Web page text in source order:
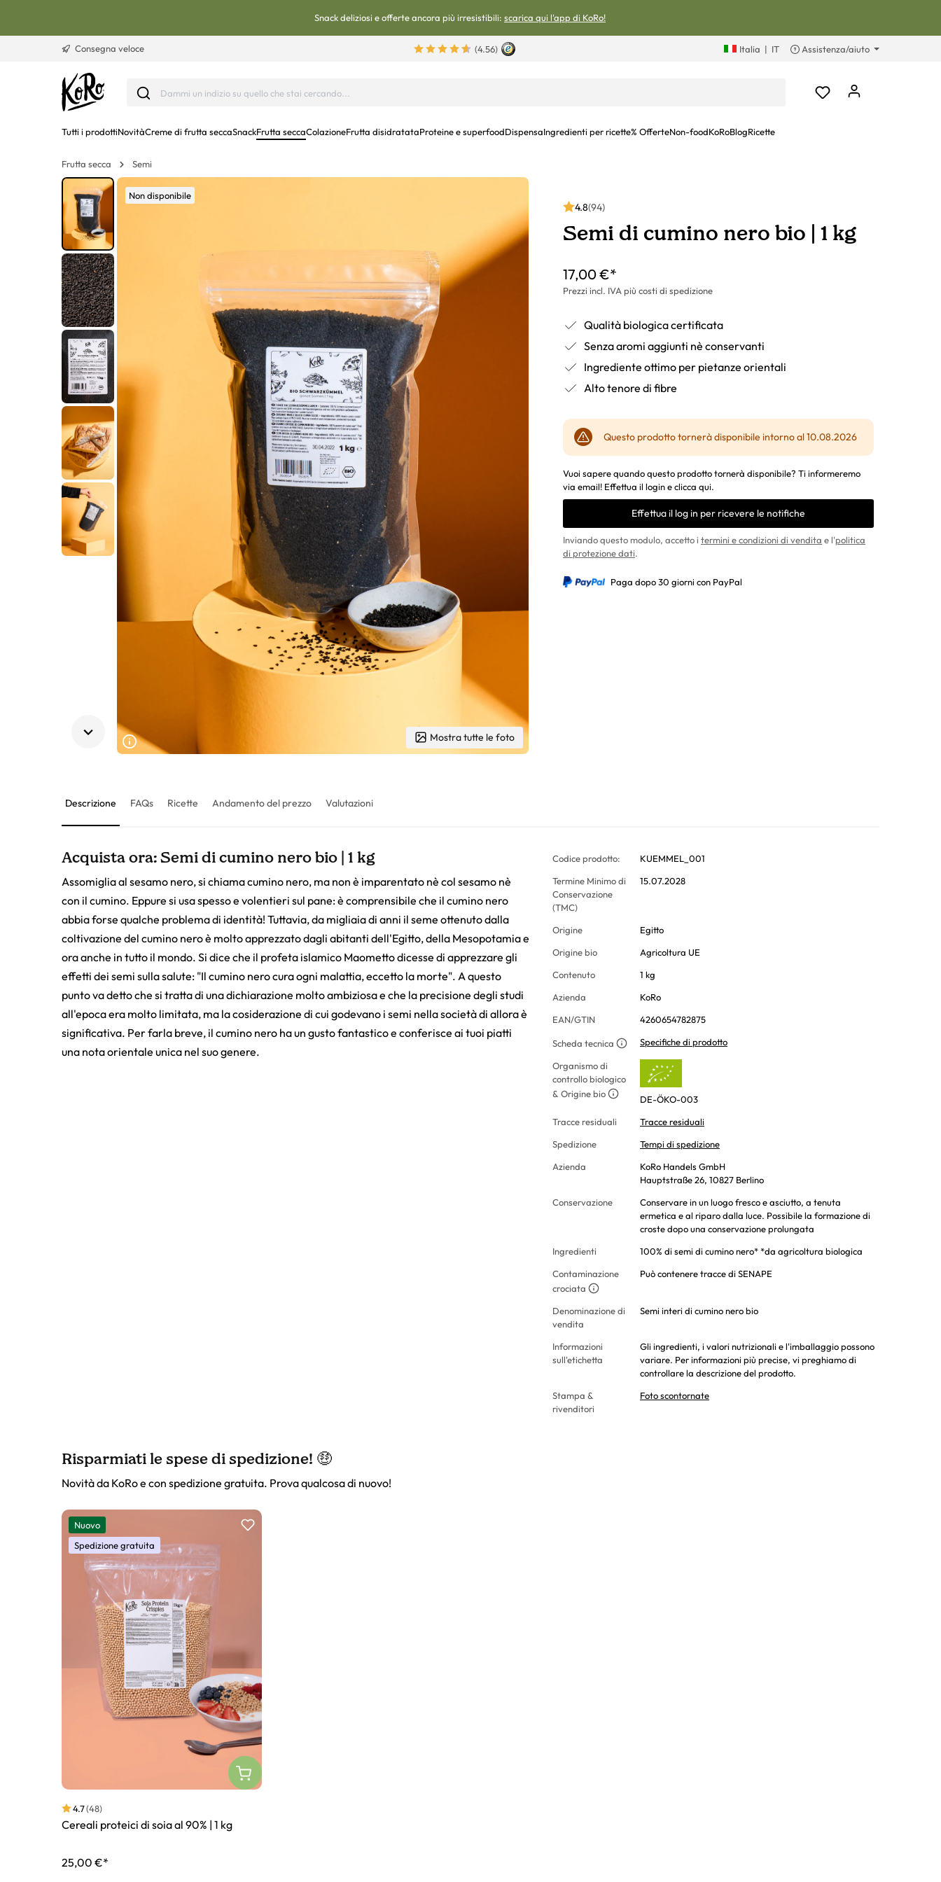
Snack deliziosi e offerte ancora più irresistibili: scarica qui l'app di KoRo!
Consegna veloce (4.56) Italia | IT Assistenza/aiuto
Tutti i prodottiNovitàCreme di frutta seccaSnackFrutta seccaColazioneFrutta disidratataProteine e superfoodDispensaIngredienti per ricette% OfferteNon-foodKoRoBlogRicette
Frutta secca Semi
Non disponibile
Mostra tutte le foto
4.8(94)
Semi di cumino nero bio | 1 kg
17,00 €*
Prezzi incl. IVA più costi di spedizione
Qualità biologica certificata
Senza aromi aggiunti nè conservanti
Ingrediente ottimo per pietanze orientali
Alto tenore di fibre
Questo prodotto tornerà disponibile intorno al 10.08.2026
Vuoi sapere quando questo prodotto tornerà disponibile? Ti informeremo
via email! Effettua il login e clicca qui.
Effettua il log in per ricevere le notifiche
Inviando questo modulo, accetto i termini e condizioni di vendita e l'politica
di protezione dati.
Paga dopo 30 giorni con PayPal
Descrizione FAQs Ricette Andamento del prezzo Valutazioni
Acquista ora: Semi di cumino nero bio | 1 kg
Assomiglia al sesamo nero, si chiama cumino nero, ma non è imparentato nè col sesamo nè
con il cumino. Eppure si usa spesso e volentieri sul pane: è comprensibile che il cumino nero
abbia forse qualche problema di identità! Tuttavia, da migliaia di anni il seme ottenuto dalla
coltivazione del cumino nero è molto apprezzato dagli abitanti dell'Egitto, della Mesopotamia e
ora anche in tutto il mondo. Si dice che il profeta islamico Maometto dicesse di apprezzare gli
effetti dei semi sulla salute: "Il cumino nero cura ogni malattia, eccetto la morte". A questo
punto va detto che si tratta di una dichiarazione molto ambiziosa e che la precisione degli studi
all'epoca era molto limitata, ma la cosiderazione di cui godevano i semi nella società di allora è
significativa. Per farla breve, il cumino nero ha un gusto fantastico e conferisce ai tuoi piatti
una nota orientale unica nel suo genere.
Codice prodotto:
KUEMMEL_001
Termine Minimo di
Conservazione
(TMC)
15.07.2028
Origine
Egitto
Origine bio
Agricoltura UE
Contenuto
1 kg
Azienda
KoRo
EAN/GTIN
4260654782875
Scheda tecnica Specifiche di prodotto
Organismo di
controllo biologico
& Origine bio
DE-ÖKO-003
Tracce residuali
Tracce residuali
Spedizione
Tempi di spedizione
Azienda
KoRo Handels GmbH
Hauptstraße 26, 10827 Berlino
Conservazione
Conservare in un luogo fresco e asciutto, a tenuta
ermetica e al riparo dalla luce. Possibile la formazione di
croste dopo una conservazione prolungata
Ingredienti
100% di semi di cumino nero* *da agricoltura biologica
Contaminazione
crociata
Può contenere tracce di SENAPE
Denominazione di
vendita
Semi interi di cumino nero bio
Informazioni
sull'etichetta
Gli ingredienti, i valori nutrizionali e l'imballaggio possono
variare. Per informazioni più precise, vi preghiamo di
controllare la descrizione del prodotto.
Stampa &
rivenditori
Foto scontornate
Risparmiati le spese di spedizione! 🤑
Novità da KoRo e con spedizione gratuita. Prova qualcosa di nuovo!
Slider prodotto
Nuovo
Spedizione gratuita
4.7(48)
Cereali proteici di soia al 90% | 1 kg
25,00 €*